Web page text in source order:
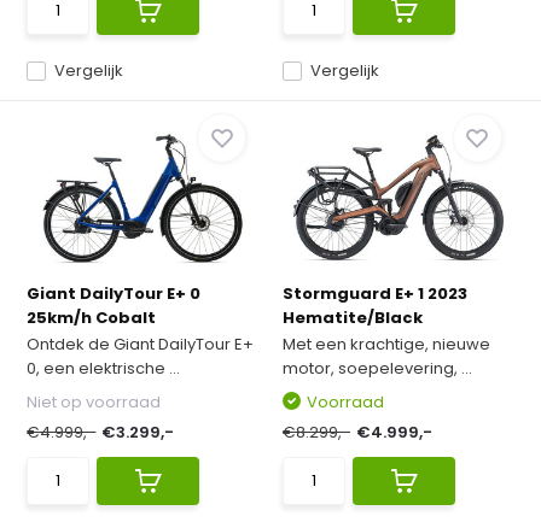
Vergelijk Vergelijk
Giant DailyTour E+ 0
25km/h Cobalt
Ontdek de Giant DailyTour E+
0, een elektrische ...
Niet op voorraad
€4.999,- €3.299,-
Stormguard E+ 1 2023
Hematite/Black
Met een krachtige, nieuwe
motor, soepelevering, ...
Voorraad
€8.299,- €4.999,-